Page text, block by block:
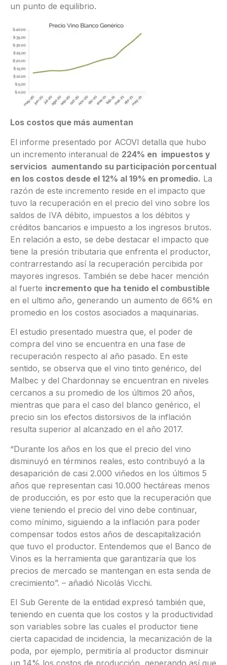
un punto de equilibrio.
Los costos que más aumentan
El informe presentado por ACOVI detalla que hubo
un incremento interanual de 224% en impuestos y
servicios aumentando su participación porcentual
en los costos desde el 12% al 19% en promedio. La
razón de este incremento reside en el impacto que
tuvo la recuperación en el precio del vino sobre los
saldos de IVA débito, impuestos a los débitos y
créditos bancarios e impuesto a los ingresos brutos.
En relación a esto, se debe destacar el impacto que
tiene la presión tributaria que enfrenta el productor,
contrarrestando así la recuperación percibida por
mayores ingresos. También se debe hacer mención
al fuerte incremento que ha tenido el combustible
en el ultimo año, generando un aumento de 66% en
promedio en los costos asociados a maquinarias.
El estudio presentado muestra que, el poder de
compra del vino se encuentra en una fase de
recuperación respecto al año pasado. En este
sentido, se observa que el vino tinto genérico, del
Malbec y del Chardonnay se encuentran en niveles
cercanos a su promedio de los últimos 20 años,
mientras que para el caso del blanco genérico, el
precio sin los efectos distorsivos de la inflación
resulta superior al alcanzado en el año 2017.
“Durante los años en los que el precio del vino
disminuyó en términos reales, esto contribuyó a la
desaparición de casi 2.000 viñedos en los últimos 5
años que representan casi 10.000 hectáreas menos
de producción, es por esto que la recuperación que
viene teniendo el precio del vino debe continuar,
como mínimo, siguiendo a la inflación para poder
compensar todos estos años de descapitalización
que tuvo el productor. Entendemos que el Banco de
Vinos es la herramienta que garantizaría que los
precios de mercado se mantengan en esta senda de
crecimiento”. – añadió Nicolás Vicchi.
El Sub Gerente de la entidad expresó también que,
teniendo en cuenta que los costos y la productividad
son variables sobre las cuales el productor tiene
cierta capacidad de incidencia, la mecanización de la
poda, por ejemplo, permitiría al productor disminuir